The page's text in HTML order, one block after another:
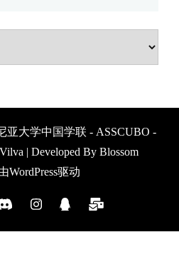
亚大学中国学联 - ASSCUBO -
Vilva | Developed By Blossom
WordPress驱动